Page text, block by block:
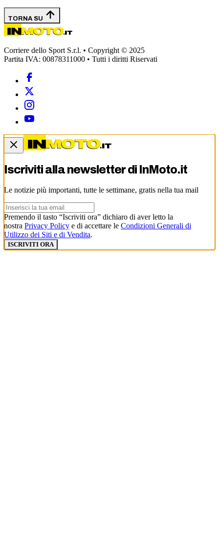
TORNA SU
Corriere dello Sport S.r.l. • Copyright © 2025
Partita IVA: 00878311000 • Tutti i diritti Riservati
Iscriviti alla newsletter di InMoto.it
Le notizie più importanti, tutte le settimane, gratis nella tua mail
Premendo il tasto “Iscriviti ora” dichiaro di aver letto la
nostra Privacy Policy e di accettare le Condizioni Generali di
Utilizzo dei Siti e di Vendita.
ISCRIVITI ORA